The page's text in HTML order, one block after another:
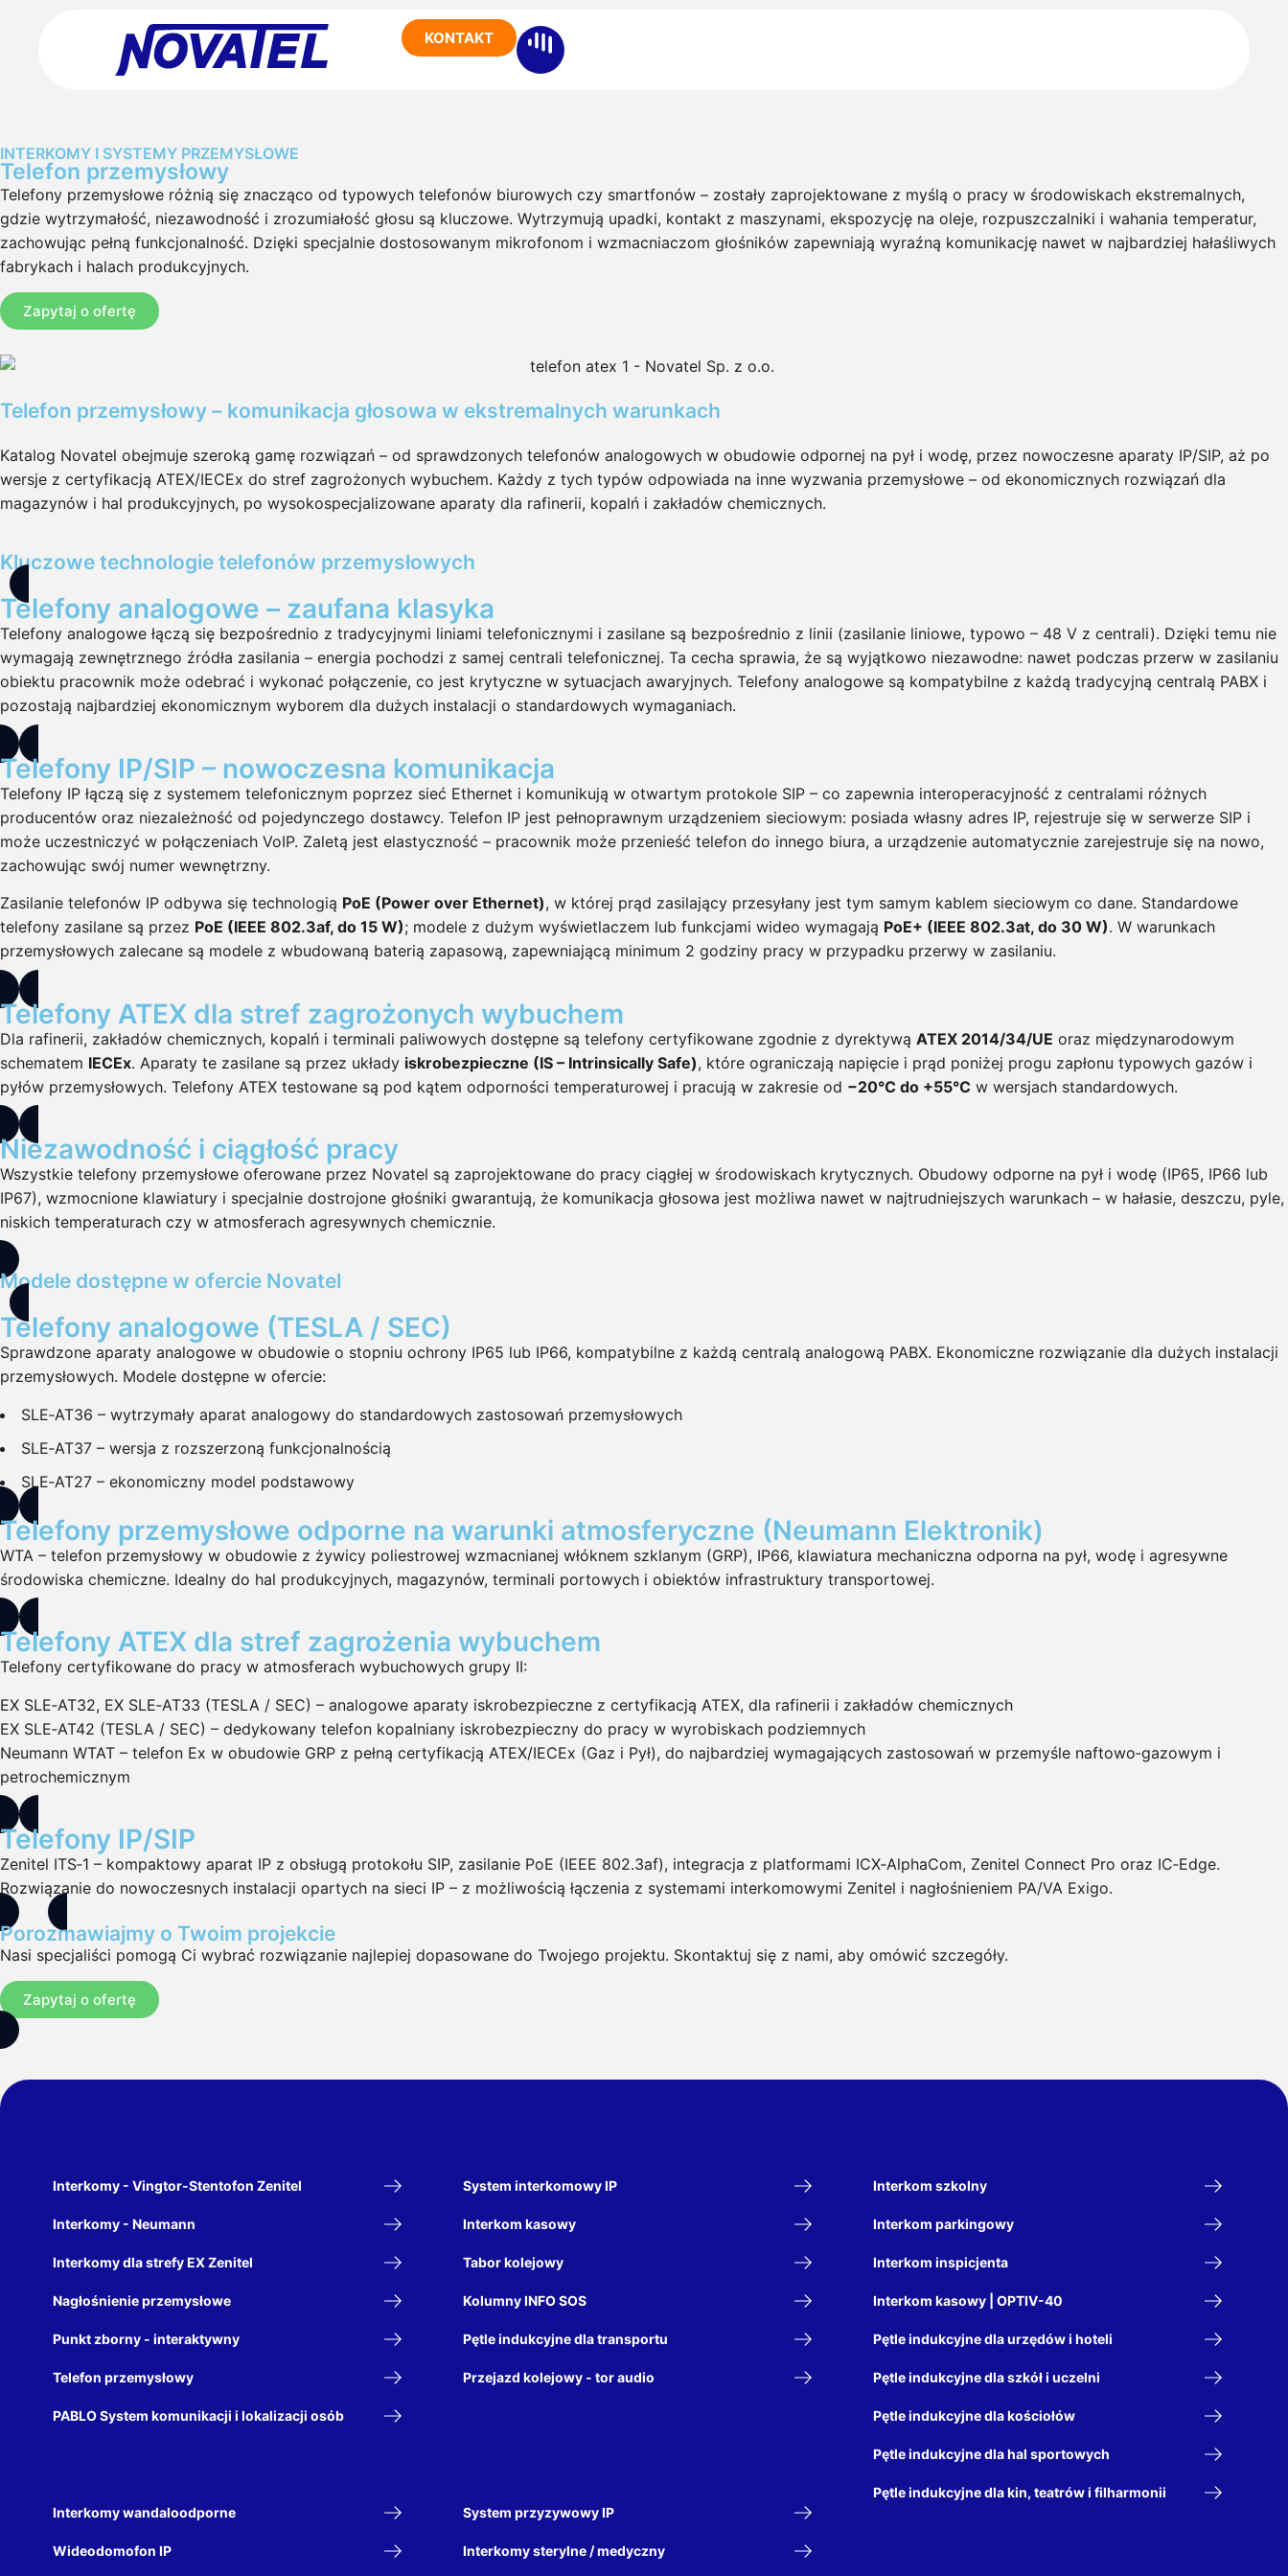
KONTAKT
INTERKOMY I SYSTEMY PRZEMYSŁOWE
Telefon przemysłowy
Telefony przemysłowe różnią się znacząco od typowych telefonów biurowych czy smartfonów – zostały zaprojektowane z myślą o pracy w środowiskach ekstremalnych,
gdzie wytrzymałość, niezawodność i zrozumiałość głosu są kluczowe. Wytrzymują upadki, kontakt z maszynami, ekspozycję na oleje, rozpuszczalniki i wahania temperatur,
zachowując pełną funkcjonalność. Dzięki specjalnie dostosowanym mikrofonom i wzmacniaczom głośników zapewniają wyraźną komunikację nawet w najbardziej hałaśliwych
fabrykach i halach produkcyjnych.
Zapytaj o ofertę
Telefon przemysłowy – komunikacja głosowa w ekstremalnych warunkach
Katalog Novatel obejmuje szeroką gamę rozwiązań – od sprawdzonych telefonów analogowych w obudowie odpornej na pył i wodę, przez nowoczesne aparaty IP/SIP, aż po
wersje z certyfikacją ATEX/IECEx do stref zagrożonych wybuchem. Każdy z tych typów odpowiada na inne wyzwania przemysłowe – od ekonomicznych rozwiązań dla
magazynów i hal produkcyjnych, po wysokospecjalizowane aparaty dla rafinerii, kopalń i zakładów chemicznych.
Kluczowe technologie telefonów przemysłowych
Telefony analogowe – zaufana klasyka
Telefony analogowe łączą się bezpośrednio z tradycyjnymi liniami telefonicznymi i zasilane są bezpośrednio z linii (zasilanie liniowe, typowo – 48 V z centrali). Dzięki temu nie
wymagają zewnętrznego źródła zasilania – energia pochodzi z samej centrali telefonicznej. Ta cecha sprawia, że są wyjątkowo niezawodne: nawet podczas przerw w zasilaniu
obiektu pracownik może odebrać i wykonać połączenie, co jest krytyczne w sytuacjach awaryjnych. Telefony analogowe są kompatybilne z każdą tradycyjną centralą PABX i
pozostają najbardziej ekonomicznym wyborem dla dużych instalacji o standardowych wymaganiach.
Telefony IP/SIP – nowoczesna komunikacja
Telefony IP łączą się z systemem telefonicznym poprzez sieć Ethernet i komunikują w otwartym protokole SIP – co zapewnia interoperacyjność z centralami różnych
producentów oraz niezależność od pojedynczego dostawcy. Telefon IP jest pełnoprawnym urządzeniem sieciowym: posiada własny adres IP, rejestruje się w serwerze SIP i
może uczestniczyć w połączeniach VoIP. Zaletą jest elastyczność – pracownik może przenieść telefon do innego biura, a urządzenie automatycznie zarejestruje się na nowo,
zachowując swój numer wewnętrzny.
Zasilanie telefonów IP odbywa się technologią PoE (Power over Ethernet), w której prąd zasilający przesyłany jest tym samym kablem sieciowym co dane. Standardowe
telefony zasilane są przez PoE (IEEE 802.3af, do 15 W); modele z dużym wyświetlaczem lub funkcjami wideo wymagają PoE+ (IEEE 802.3at, do 30 W). W warunkach
przemysłowych zalecane są modele z wbudowaną baterią zapasową, zapewniającą minimum 2 godziny pracy w przypadku przerwy w zasilaniu.
Telefony ATEX dla stref zagrożonych wybuchem
Dla rafinerii, zakładów chemicznych, kopalń i terminali paliwowych dostępne są telefony certyfikowane zgodnie z dyrektywą ATEX 2014/34/UE oraz międzynarodowym
schematem IECEx. Aparaty te zasilane są przez układy iskrobezpieczne (IS – Intrinsically Safe), które ograniczają napięcie i prąd poniżej progu zapłonu typowych gazów i
pyłów przemysłowych. Telefony ATEX testowane są pod kątem odporności temperaturowej i pracują w zakresie od −20°C do +55°C w wersjach standardowych.
Niezawodność i ciągłość pracy
Wszystkie telefony przemysłowe oferowane przez Novatel są zaprojektowane do pracy ciągłej w środowiskach krytycznych. Obudowy odporne na pył i wodę (IP65, IP66 lub
IP67), wzmocnione klawiatury i specjalnie dostrojone głośniki gwarantują, że komunikacja głosowa jest możliwa nawet w najtrudniejszych warunkach – w hałasie, deszczu, pyle,
niskich temperaturach czy w atmosferach agresywnych chemicznie.
Modele dostępne w ofercie Novatel
Telefony analogowe (TESLA / SEC)
Sprawdzone aparaty analogowe w obudowie o stopniu ochrony IP65 lub IP66, kompatybilne z każdą centralą analogową PABX. Ekonomiczne rozwiązanie dla dużych instalacji
przemysłowych. Modele dostępne w ofercie:
SLE‑AT36 – wytrzymały aparat analogowy do standardowych zastosowań przemysłowych
SLE‑AT37 – wersja z rozszerzoną funkcjonalnością
SLE‑AT27 – ekonomiczny model podstawowy
Telefony przemysłowe odporne na warunki atmosferyczne (Neumann Elektronik)
WTA – telefon przemysłowy w obudowie z żywicy poliestrowej wzmacnianej włóknem szklanym (GRP), IP66, klawiatura mechaniczna odporna na pył, wodę i agresywne
środowiska chemiczne. Idealny do hal produkcyjnych, magazynów, terminali portowych i obiektów infrastruktury transportowej.
Telefony ATEX dla stref zagrożenia wybuchem
Telefony certyfikowane do pracy w atmosferach wybuchowych grupy II:
EX SLE‑AT32, EX SLE‑AT33 (TESLA / SEC) – analogowe aparaty iskrobezpieczne z certyfikacją ATEX, dla rafinerii i zakładów chemicznych
EX SLE‑AT42 (TESLA / SEC) – dedykowany telefon kopalniany iskrobezpieczny do pracy w wyrobiskach podziemnych
Neumann WTAT – telefon Ex w obudowie GRP z pełną certyfikacją ATEX/IECEx (Gaz i Pył), do najbardziej wymagających zastosowań w przemyśle naftowo‑gazowym i
petrochemicznym
Telefony IP/SIP
Zenitel ITS‑1 – kompaktowy aparat IP z obsługą protokołu SIP, zasilanie PoE (IEEE 802.3af), integracja z platformami ICX‑AlphaCom, Zenitel Connect Pro oraz IC‑Edge.
Rozwiązanie do nowoczesnych instalacji opartych na sieci IP – z możliwością łączenia z systemami interkomowymi Zenitel i nagłośnieniem PA/VA Exigo.
Porozmawiajmy o Twoim projekcie
Nasi specjaliści pomogą Ci wybrać rozwiązanie najlepiej dopasowane do Twojego projektu. Skontaktuj się z nami, aby omówić szczegóły.
Zapytaj o ofertę
Interkomy - Vingtor-Stentofon Zenitel
Interkomy - Neumann
Interkomy dla strefy EX Zenitel
Nagłośnienie przemysłowe
Punkt zborny - interaktywny
Telefon przemysłowy
PABLO System komunikacji i lokalizacji osób
System interkomowy IP
Interkom kasowy
Tabor kolejowy
Kolumny INFO SOS
Pętle indukcyjne dla transportu
Przejazd kolejowy - tor audio
Interkom szkolny
Interkom parkingowy
Interkom inspicjenta
Interkom kasowy | OPTIV-40
Pętle indukcyjne dla urzędów i hoteli
Pętle indukcyjne dla szkół i uczelni
Pętle indukcyjne dla kościołów
Pętle indukcyjne dla hal sportowych
Pętle indukcyjne dla kin, teatrów i filharmonii
Interkomy wandaloodporne
Wideodomofon IP
System przyzywowy IP
Interkomy sterylne / medyczny